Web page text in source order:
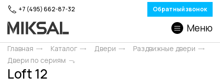
+7 (495) 662-87-32 Обратный звонок
Меню
Главная Каталог Двери
Раздвижные двери
Двери по сериям
Loft 12